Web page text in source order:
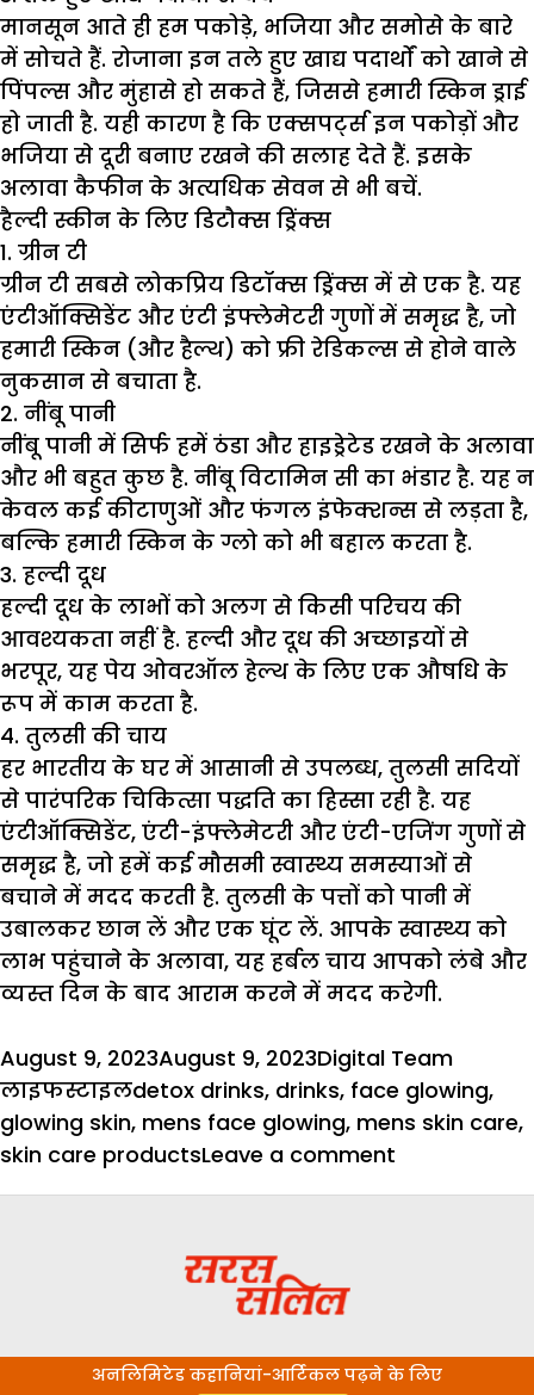
मानसून आते ही हम पकोड़े, भजिया और समोसे के बारे
में सोचते हैं. रोजाना इन तले हुए खाद्य पदार्थों को खाने से
पिंपल्स और मुंहासे हो सकते हैं, जिससे हमारी स्किन ड्राई
हो जाती है. यही कारण है कि एक्सपर्ट्स इन पकोड़ों और
भजिया से दूरी बनाए रखने की सलाह देते हैं. इसके
अलावा कैफीन के अत्यधिक सेवन से भी बचें.
हैल्दी स्कीन के लिए डिटौक्स ड्रिंक्स
1. ग्रीन टी
ग्रीन टी सबसे लोकप्रिय डिटॉक्स ड्रिंक्स में से एक है. यह
एंटीऑक्सिडेंट और एंटी इंफ्लेमेटरी गुणों में समृद्ध है, जो
हमारी स्किन (और हैल्थ) को फ्री रेडिकल्स से होने वाले
नुकसान से बचाता है.
2. नींबू पानी
नींबू पानी में सिर्फ हमें ठंडा और हाइड्रेटेड रखने के अलावा
और भी बहुत कुछ है. नींबू विटामिन सी का भंडार है. यह न
केवल कई कीटाणुओं और फंगल इंफेक्शन्स से लड़ता है,
बल्कि हमारी स्किन के ग्लो को भी बहाल करता है.
3. हल्दी दूध
हल्दी दूध के लाभों को अलग से किसी परिचय की
आवश्यकता नहीं है. हल्दी और दूध की अच्छाइयों से
भरपूर, यह पेय ओवरऑल हेल्थ के लिए एक औषधि के
रूप में काम करता है.
4. तुलसी की चाय
हर भारतीय के घर में आसानी से उपलब्ध, तुलसी सदियों
से पारंपरिक चिकित्सा पद्धति का हिस्सा रही है. यह
एंटीऑक्सिडेंट, एंटी-इंफ्लेमेटरी और एंटी-एजिंग गुणों से
समृद्ध है, जो हमें कई मौसमी स्वास्थ्य समस्याओं से
बचाने में मदद करती है. तुलसी के पत्तों को पानी में
उबालकर छान लें और एक घूंट लें. आपके स्वास्थ्य को
लाभ पहुंचाने के अलावा, यह हर्बल चाय आपको लंबे और
व्यस्त दिन के बाद आराम करने में मदद करेगी.
Posted
on
August 9, 2023August 9, 2023Author
Digital Team
लाइफस्टाइलTags
detox drinks, drinks, face glowing,
glowing skin, mens face glowing, mens skin care,
skin care productsLeave a comment
पहली
अनलिमिटेड कहानियां-आर्टिकल पढ़ने के लिए